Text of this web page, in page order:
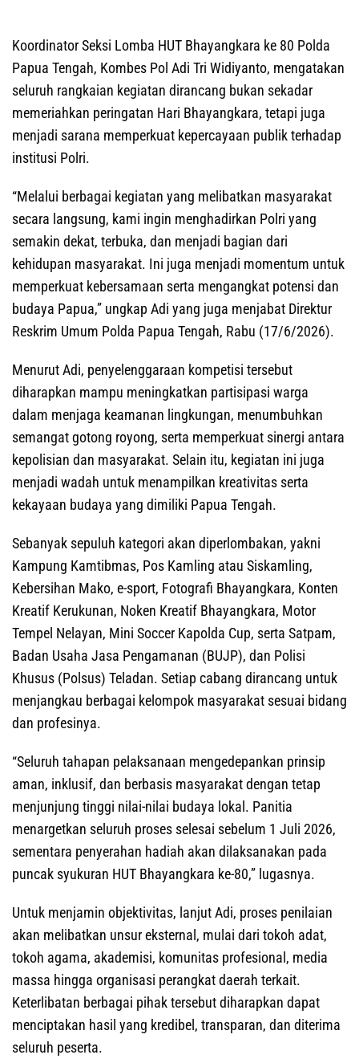
Koordinator Seksi Lomba HUT Bhayangkara ke 80 Polda
Papua Tengah, Kombes Pol Adi Tri Widiyanto, mengatakan
seluruh rangkaian kegiatan dirancang bukan sekadar
memeriahkan peringatan Hari Bhayangkara, tetapi juga
menjadi sarana memperkuat kepercayaan publik terhadap
institusi Polri.
“Melalui berbagai kegiatan yang melibatkan masyarakat
secara langsung, kami ingin menghadirkan Polri yang
semakin dekat, terbuka, dan menjadi bagian dari
kehidupan masyarakat. Ini juga menjadi momentum untuk
memperkuat kebersamaan serta mengangkat potensi dan
budaya Papua,” ungkap Adi yang juga menjabat Direktur
Reskrim Umum Polda Papua Tengah, Rabu (17/6/2026).
Menurut Adi, penyelenggaraan kompetisi tersebut
diharapkan mampu meningkatkan partisipasi warga
dalam menjaga keamanan lingkungan, menumbuhkan
semangat gotong royong, serta memperkuat sinergi antara
kepolisian dan masyarakat. Selain itu, kegiatan ini juga
menjadi wadah untuk menampilkan kreativitas serta
kekayaan budaya yang dimiliki Papua Tengah.
Sebanyak sepuluh kategori akan diperlombakan, yakni
Kampung Kamtibmas, Pos Kamling atau Siskamling,
Kebersihan Mako, e-sport, Fotografi Bhayangkara, Konten
Kreatif Kerukunan, Noken Kreatif Bhayangkara, Motor
Tempel Nelayan, Mini Soccer Kapolda Cup, serta Satpam,
Badan Usaha Jasa Pengamanan (BUJP), dan Polisi
Khusus (Polsus) Teladan. Setiap cabang dirancang untuk
menjangkau berbagai kelompok masyarakat sesuai bidang
dan profesinya.
“Seluruh tahapan pelaksanaan mengedepankan prinsip
aman, inklusif, dan berbasis masyarakat dengan tetap
menjunjung tinggi nilai-nilai budaya lokal. Panitia
menargetkan seluruh proses selesai sebelum 1 Juli 2026,
sementara penyerahan hadiah akan dilaksanakan pada
puncak syukuran HUT Bhayangkara ke-80,” lugasnya.
Untuk menjamin objektivitas, lanjut Adi, proses penilaian
akan melibatkan unsur eksternal, mulai dari tokoh adat,
tokoh agama, akademisi, komunitas profesional, media
massa hingga organisasi perangkat daerah terkait.
Keterlibatan berbagai pihak tersebut diharapkan dapat
menciptakan hasil yang kredibel, transparan, dan diterima
seluruh peserta.